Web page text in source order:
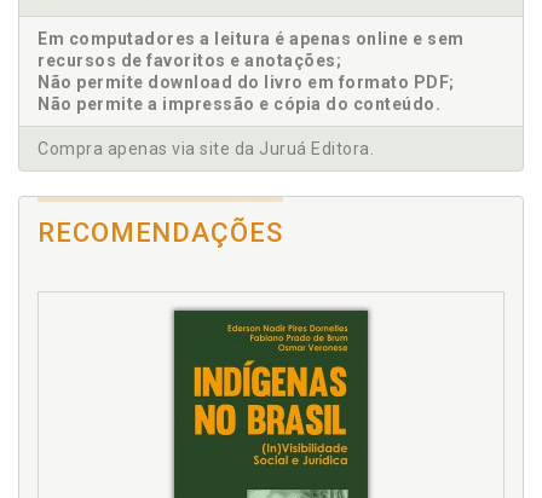
adoção portuguesa, p. 94
Adoção, p. 47
Adoção. Desnecessidade de cadastro de adotantes
na Argentina, p. 107
Adoção. Estado defilho afetivo, p. 36
Adoção. Famíliasubstituta, p. 41
Adoção. Filiação afetivae filiação adotiva, p. 148
Adoção. Necessidades e interesses do menor, p. 151
p. 91
Adoção: contexto social brasileiro, p. 138
Adoção: finalidades, dificuldades, riscos e ilícitos, p.
Adoções independentes ou privadas, p. 134
Adolescente. Adoção de criança e de adolescente, p.
Adotante chileno. Adoção de nascituroe avaliação
Em computadores a leitura é apenas online e sem
recursos de favoritos e anotações;
Não permite download do livro em formato PDF;
Não permite a impressão e cópia do conteúdo.
Compra apenas via site da Juruá Editora.
RECOMENDAÇÕES